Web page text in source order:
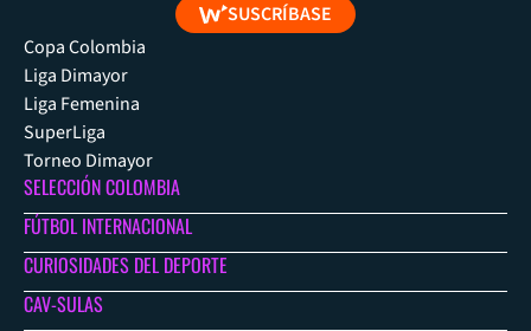
SUSCRÍBASE
Copa Colombia
Liga Dimayor
Liga Femenina
SuperLiga
Torneo Dimayor
SELECCIÓN COLOMBIA
FÚTBOL INTERNACIONAL
CURIOSIDADES DEL DEPORTE
CAV-SULAS